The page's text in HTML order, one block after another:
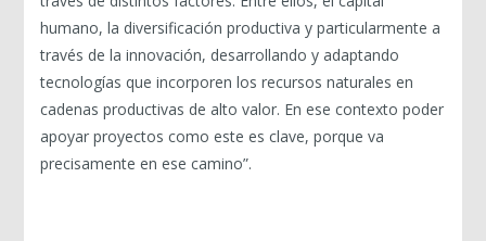
humano, la diversificación productiva y particularmente a
través de la innovación, desarrollando y adaptando
tecnologías que incorporen los recursos naturales en
cadenas productivas de alto valor. En ese contexto poder
apoyar proyectos como este es clave, porque va
precisamente en ese camino”.